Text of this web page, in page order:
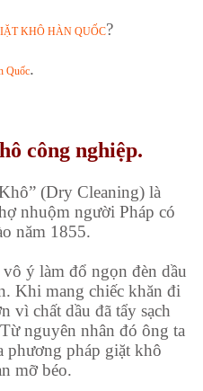
KHÔ HÀN QUỐC?
Quốc.
công nghiệp.
(Dry Cleaning) là
nhuộm người Pháp có
năm 1855.
ý làm đổ ngọn đèn dầu
Khi mang chiếc khăn đi
vì chất dầu đã tẩy sạch
nguyên nhân đó ông ta
phương pháp giặt khô
mỡ béo.